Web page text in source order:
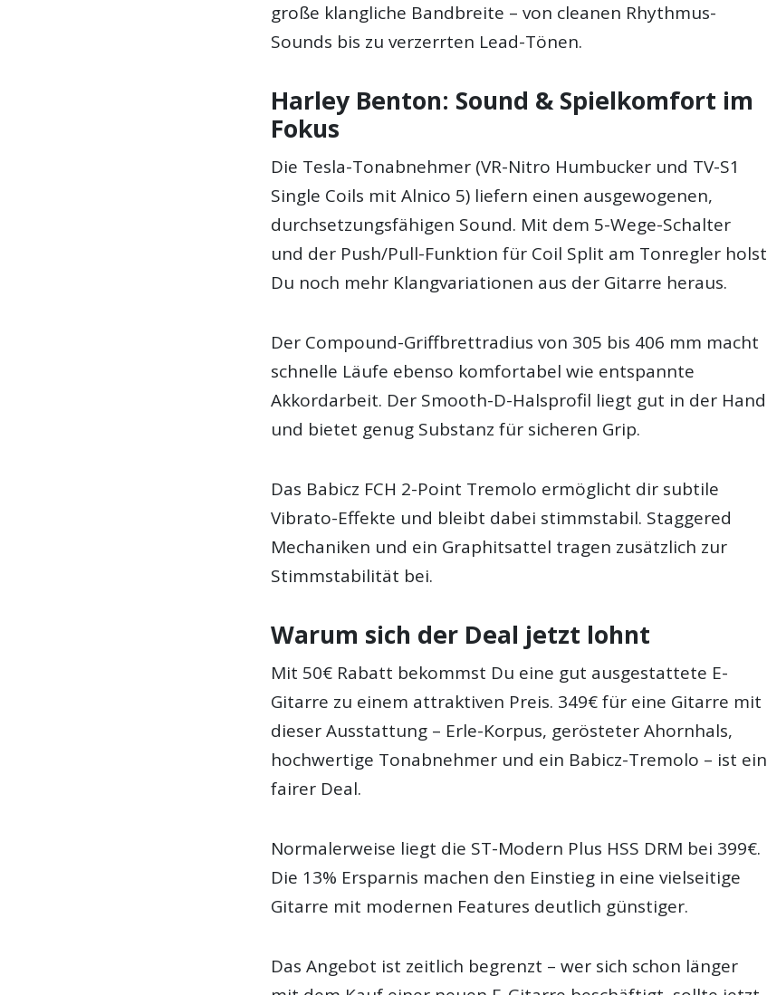
große klangliche Bandbreite – von cleanen Rhythmus-
Sounds bis zu verzerrten Lead-Tönen.
Harley Benton: Sound & Spielkomfort im
Fokus
Die Tesla-Tonabnehmer (VR-Nitro Humbucker und TV-S1
Single Coils mit Alnico 5) liefern einen ausgewogenen,
durchsetzungsfähigen Sound. Mit dem 5-Wege-Schalter
und der Push/Pull-Funktion für Coil Split am Tonregler holst
Du noch mehr Klangvariationen aus der Gitarre heraus.
Der Compound-Griffbrettradius von 305 bis 406 mm macht
schnelle Läufe ebenso komfortabel wie entspannte
Akkordarbeit. Der Smooth-D-Halsprofil liegt gut in der Hand
und bietet genug Substanz für sicheren Grip.
Das Babicz FCH 2-Point Tremolo ermöglicht dir subtile
Vibrato-Effekte und bleibt dabei stimmstabil. Staggered
Mechaniken und ein Graphitsattel tragen zusätzlich zur
Stimmstabilität bei.
Warum sich der Deal jetzt lohnt
Mit 50€ Rabatt bekommst Du eine gut ausgestattete E-
Gitarre zu einem attraktiven Preis. 349€ für eine Gitarre mit
dieser Ausstattung – Erle-Korpus, gerösteter Ahornhals,
hochwertige Tonabnehmer und ein Babicz-Tremolo – ist ein
fairer Deal.
Normalerweise liegt die ST-Modern Plus HSS DRM bei 399€.
Die 13% Ersparnis machen den Einstieg in eine vielseitige
Gitarre mit modernen Features deutlich günstiger.
Das Angebot ist zeitlich begrenzt – wer sich schon länger